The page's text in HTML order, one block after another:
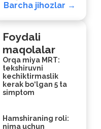
Barcha jihozlar →
Foydali
maqolalar
Orqa miya MRT:
tekshiruvni
kechiktirmaslik
kerak bo‘lgan 5 ta
simptom
Hamshiraning roli:
nima uchun